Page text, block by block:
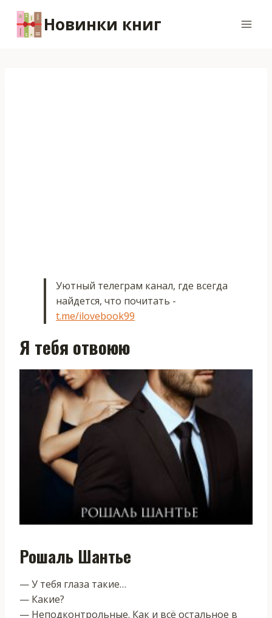
содержимому
Новинки книг
Уютный телеграм канал, где всегда
найдется, что почитать -
t.me/ilovebook99
Я тебя отвоюю
Рошаль Шантье
— У тебя глаза такие…
— Какие?
— Неподконтрольные. Как и всё остальное в